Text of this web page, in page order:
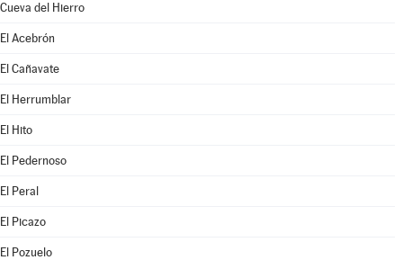
Cueva del Hierro
El Acebrón
El Cañavate
El Herrumblar
El Hito
El Pedernoso
El Peral
El Picazo
El Pozuelo